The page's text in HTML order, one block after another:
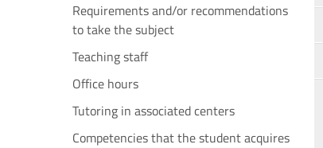
Requirements and/or recommendations
to take the subject
Teaching staff
Office hours
Tutoring in associated centers
Competencies that the student acquires